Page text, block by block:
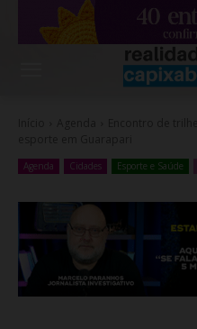
Agenda Cidades Esporte e Saúde